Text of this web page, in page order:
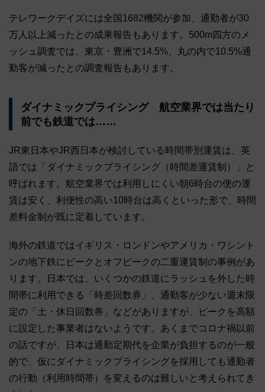
テレワークデイズには全国1682機関が参加、通勤者が30
万人以上減ったとの成果報告もあります。500m四方のメ
ッシュ調査では、東京・豊洲で14.5%、丸の内で10.5%通
勤客が減ったとの調査報告もあります。
ダイナミックプライシング 航空業界では当たり
前でも鉄道では……
JR東日本やJR西日本が検討している時間帯別運賃は、英
語では「ダイナミックプライシング（時間差運賃制）」と
呼ばれます。航空業界では利用しにくい朝6時台の便の運
賃は安く、利便性の高い10時台は高くといった形で、時間
差料金制が既に定着しています。
海外の鉄道ではイギリス・ロンドンやアメリカ・ワシント
ンの地下鉄にピークとオフピークの二重運賃制の事例があ
ります。日本では、いくつかの鉄道にラッシュを外した時
間帯に利用できる「時差回数券」、通勤客が少ない週末限
定の「土・休日回数券」などがありますが、ピークを高額
に設定した事業者はないようです。あくまでコロナ禍以前
の話ですが、日本は通勤定期代を企業が負担するのが一般
的で、仮にダイナミックプライシングを採用しても通勤者
の行動（利用時間帯）を変えるのは難しいと考えられてき